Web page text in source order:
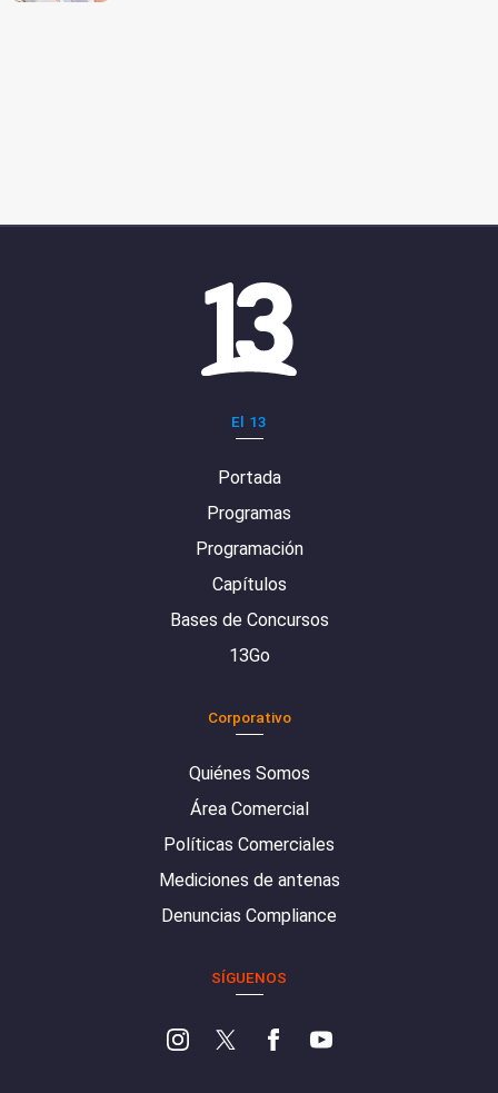
El 13
Portada
Programas
Programación
Capítulos
Bases de Concursos
13Go
Corporativo
Quiénes Somos
Área Comercial
Políticas Comerciales
Mediciones de antenas
Denuncias Compliance
SÍGUENOS